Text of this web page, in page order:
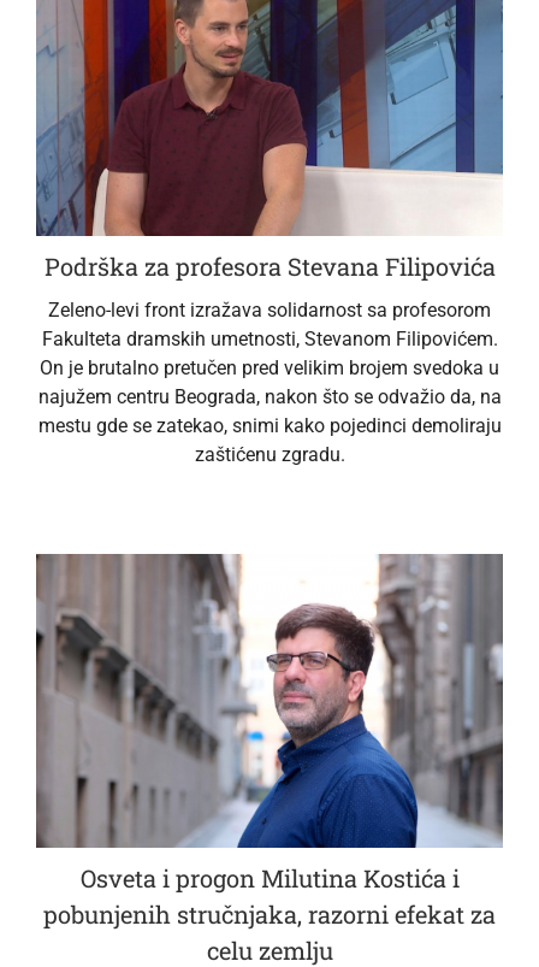
Podrška za profesora Stevana Filipovića
Zeleno-levi front izražava solidarnost sa profesorom
Fakulteta dramskih umetnosti, Stevanom Filipovićem.
On je brutalno pretučen pred velikim brojem svedoka u
najužem centru Beograda, nakon što se odvažio da, na
mestu gde se zatekao, snimi kako pojedinci demoliraju
zaštićenu zgradu.
Osveta i progon Milutina Kostića i
pobunjenih stručnjaka, razorni efekat za
celu zemlju